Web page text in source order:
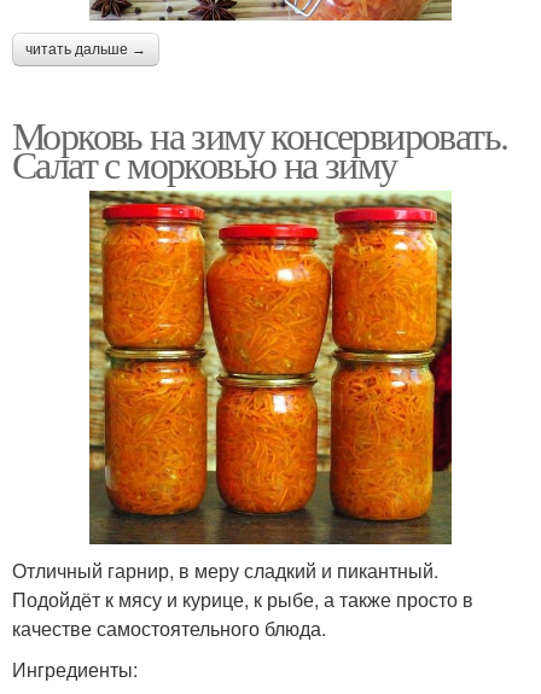
читать дальше →
Морковь на зиму консервировать.
Салат с морковью на зиму
Отличный гарнир, в меру сладкий и пикантный.
Подойдёт к мясу и курице, к рыбе, а также просто в
качестве самостоятельного блюда.
Ингредиенты: